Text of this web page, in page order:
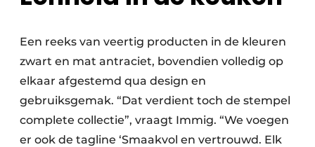
Een reeks van veertig producten in de kleuren
zwart en mat antraciet, bovendien volledig op
elkaar afgestemd qua design en
gebruiksgemak. “Dat verdient toch de stempel
complete collectie”, vraagt Immig. “We voegen
er ook de tagline ‘Smaakvol en vertrouwd. Elk